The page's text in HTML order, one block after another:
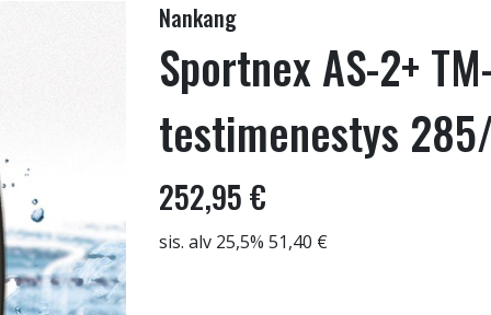
Nankang
Sportnex AS-2+
testimenestys
252,95 €
sis. alv 25,5% 51,40 €